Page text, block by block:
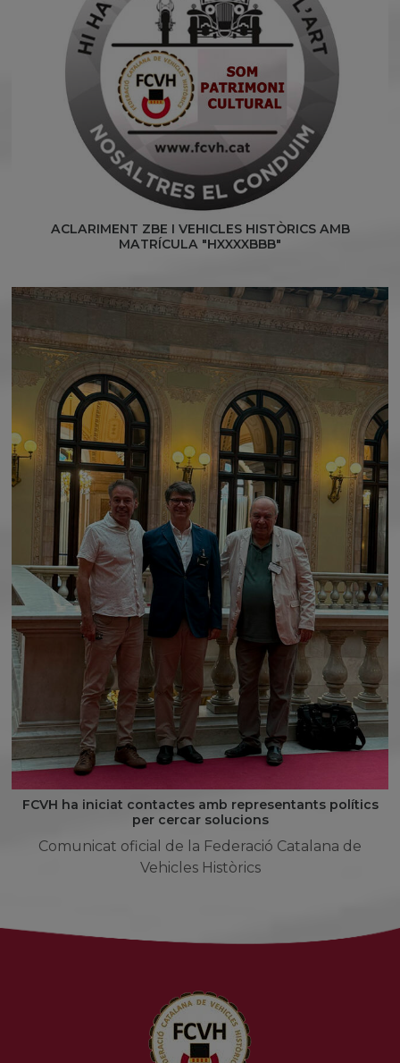
ACLARIMENT ZBE I VEHICLES HISTÒRICS AMB
MATRÍCULA "HXXXXBBB"
FCVH ha iniciat contactes amb representants polítics
per cercar solucions
Comunicat oficial de la Federació Catalana de
Vehicles Històrics